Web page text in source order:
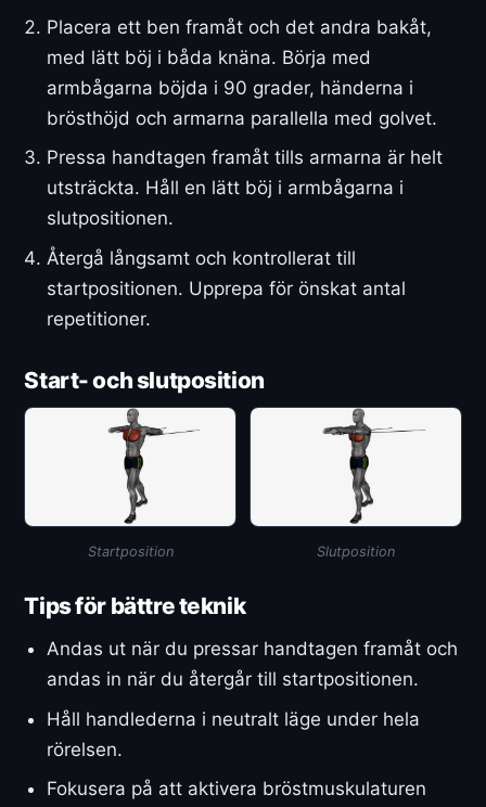
Placera ett ben framåt och det andra bakåt,
med lätt böj i båda knäna. Börja med
armbågarna böjda i 90 grader, händerna i
brösthöjd och armarna parallella med golvet.
Pressa handtagen framåt tills armarna är helt
utsträckta. Håll en lätt böj i armbågarna i
slutpositionen.
Återgå långsamt och kontrollerat till
startpositionen. Upprepa för önskat antal
repetitioner.
Start- och slutposition
Startposition Slutposition
Tips för bättre teknik
Andas ut när du pressar handtagen framåt och
andas in när du återgår till startpositionen.
Håll handlederna i neutralt läge under hela
rörelsen.
Fokusera på att aktivera bröstmuskulaturen